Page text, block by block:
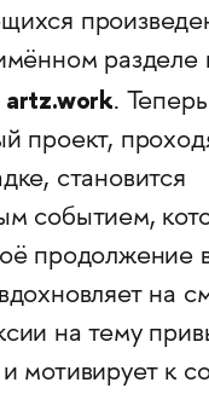
разделе
artz.work.
проект,
становится
событием,
продолжение
на
на тему
мотивирует к